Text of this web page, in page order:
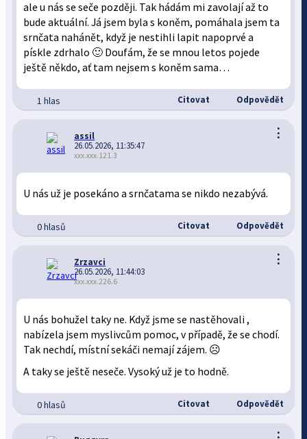
ale u nás se seče později. Tak hádám mi zavolají až to
bude aktuální. Já jsem byla s koněm, pomáhala jsem ta
srnčata nahánět, když je nestihli lapit napoprvé a
pískle zdrhalo 🙂 Doufám, že se mnou letos pojede
ještě někdo, ať tam nejsem s koněm sama…
1 hlas Citovat Odpovědět
⋮
assil
26.05.2026, 11:35:47
xxx.xxx.121.3
U nás už je posekáno a srnčatama se nikdo nezabývá.
0 hlasů Citovat Odpovědět
⋮
Zrzavci
26.05.2026, 11:44:03
xxx.xxx.226.6
U nás bohužel taky ne. Když jsme se nastěhovali ,
nabízela jsem myslivcům pomoc, v případě, že se chodí.
Tak nechdí, místní sekáči nemají zájem. ☹️
A taky se ještě neseče. Vysoký už je to hodně.
0 hlasů Citovat Odpovědět